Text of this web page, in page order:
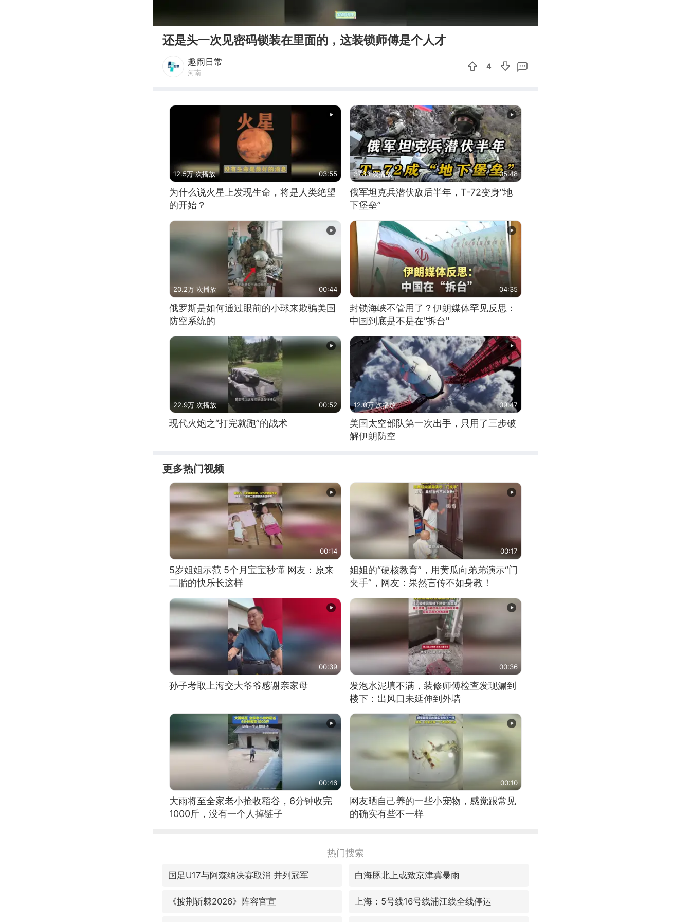
还是头一次见密码锁装在里面的，这装锁师傅是个人才
趣闹日常
河南
4
12.5万 次播放 03:55
为什么说火星上发现生命，将是人类绝望
的开始？
3733 次播放 05:48
俄军坦克兵潜伏敌后半年，T-72变身“地
下堡垒”
20.2万 次播放 00:44
俄罗斯是如何通过眼前的小球来欺骗美国
防空系统的
04:35
封锁海峡不管用了？伊朗媒体罕见反思：
中国到底是不是在"拆台"
22.9万 次播放 00:52
现代火炮之“打完就跑”的战术
12.0万 次播放 09:47
美国太空部队第一次出手，只用了三步破
解伊朗防空
更多热门视频
00:14
5岁姐姐示范 5个月宝宝秒懂 网友：原来
二胎的快乐长这样
00:17
姐姐的“硬核教育”，用黄瓜向弟弟演示“门
夹手”，网友：果然言传不如身教！
00:39
孙子考取上海交大爷爷感谢亲家母
00:36
发泡水泥填不满，装修师傅检查发现漏到
楼下：出风口未延伸到外墙
00:46
大雨将至全家老小抢收稻谷，6分钟收完
1000斤，没有一个人掉链子
00:10
网友晒自己养的一些小宠物，感觉跟常见
的确实有些不一样
热门搜索
国足U17与阿森纳决赛取消 并列冠军 白海豚北上或致京津冀暴雨
《披荆斩棘2026》阵容官宣 上海：5号线16号线浦江线全线停运